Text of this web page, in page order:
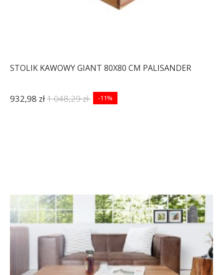
STOLIK KAWOWY GIANT 80X80 CM PALISANDER
932,98 zł1 048,29 zł -11%